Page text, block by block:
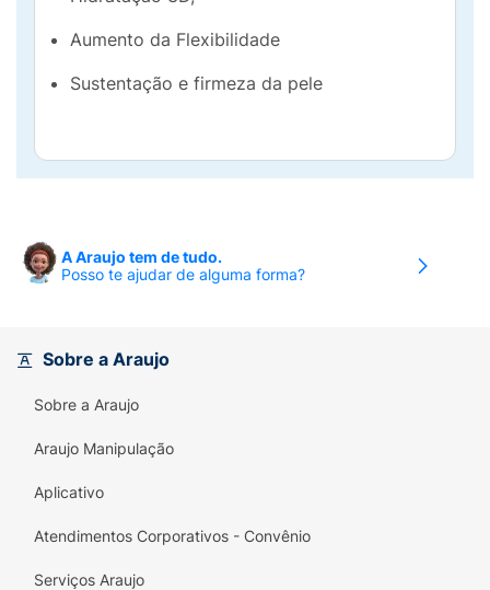
Aumento da Flexibilidade
Sustentação e firmeza da pele
A Araujo tem de tudo.
Posso te ajudar de alguma forma?
Sobre a Araujo
Sobre a Araujo
Araujo Manipulação
Aplicativo
Atendimentos Corporativos - Convênio
Serviços Araujo